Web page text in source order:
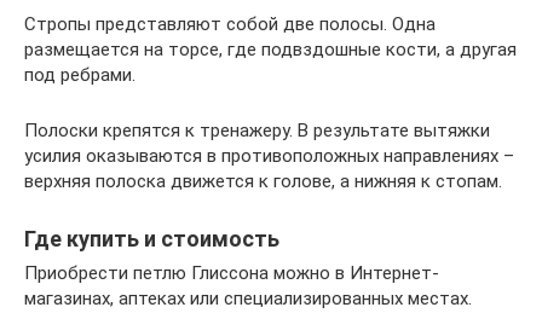
Стропы представляют собой две полосы. Одна
размещается на торсе, где подвздошные кости, а другая
под ребрами.
Полоски крепятся к тренажеру. В результате вытяжки
усилия оказываются в противоположных направлениях –
верхняя полоска движется к голове, а нижняя к стопам.
Где купить и стоимость
Приобрести петлю Глиссона можно в Интернет-
магазинах, аптеках или специализированных местах.